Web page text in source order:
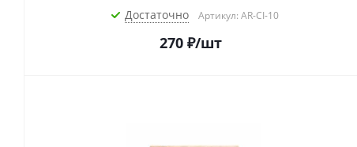
Достаточно Артикул: AR-CI-10
270 ₽/шт